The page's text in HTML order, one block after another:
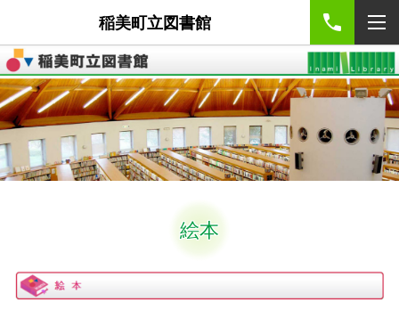
稲美町立図書館
絵本